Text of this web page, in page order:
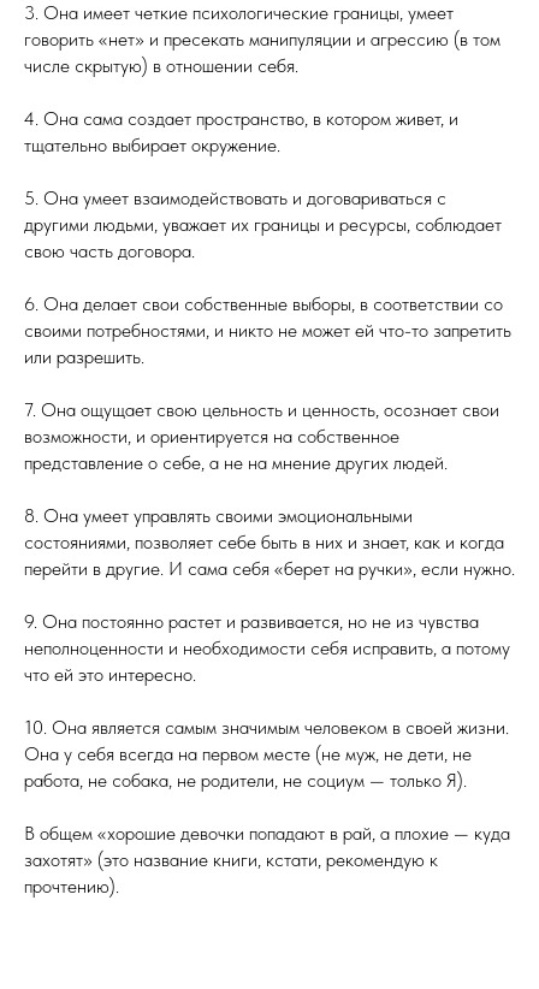
3. Она имеет четкие психологические границы, умеет
говорить «нет» и пресекать манипуляции и агрессию (в том
числе скрытую) в отношении себя.
4. Она сама создает пространство, в котором живет, и
тщательно выбирает окружение.
5. Она умеет взаимодействовать и договариваться с
другими людьми, уважает их границы и ресурсы, соблюдает
свою часть договора.
6. Она делает свои собственные выборы, в соответствии со
своими потребностями, и никто не может ей что-то запретить
или разрешить.
7. Она ощущает свою цельность и ценность, осознает свои
возможности, и ориентируется на собственное
представление о себе, а не на мнение других людей.
8. Она умеет управлять своими эмоциональными
состояниями, позволяет себе быть в них и знает, как и когда
перейти в другие. И сама себя «берет на ручки», если нужно.
9. Она постоянно растет и развивается, но не из чувства
неполноценности и необходимости себя исправить, а потому
что ей это интересно.
10. Она является самым значимым человеком в своей жизни.
Она у себя всегда на первом месте (не муж, не дети, не
работа, не собака, не родители, не социум — только Я).
В общем «хорошие девочки попадают в рай, а плохие — куда
захотят» (это название книги, кстати, рекомендую к
прочтению).